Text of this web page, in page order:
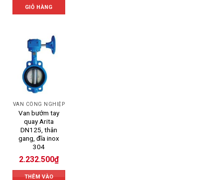
GIỎ HÀNG
VAN CÔNG NGHIỆP
Van bướm tay
quay Arita
DN125, thân
gang, đĩa inox
304
2.232.500₫
THÊM VÀO